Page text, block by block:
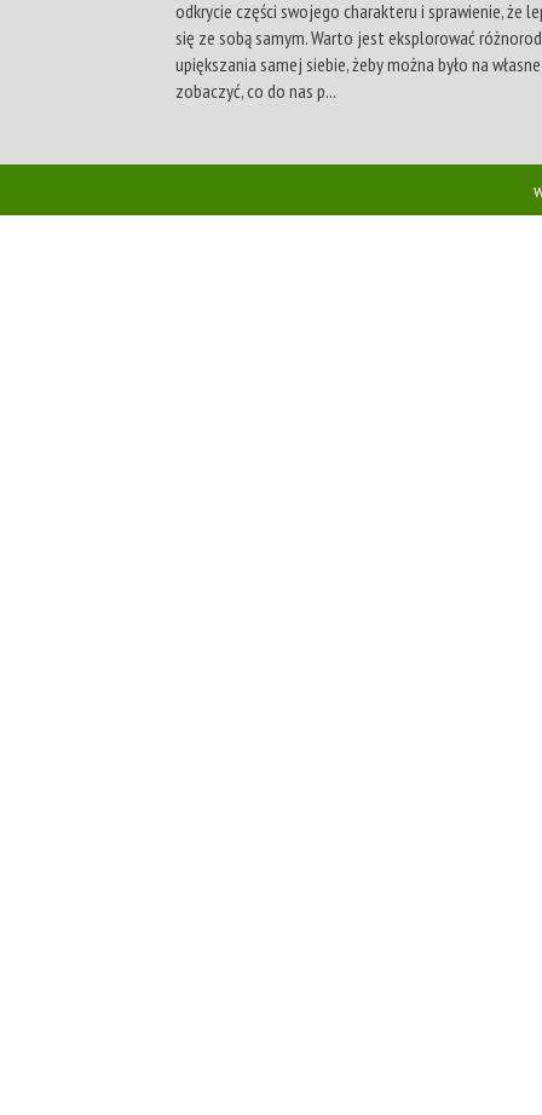
odkrycie części swojego charakteru i sprawienie, że
się ze sobą samym. Warto jest eksplorować
upiększania samej siebie, żeby można było na
zobaczyć, co do nas p...